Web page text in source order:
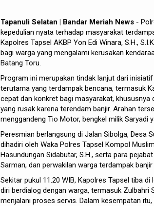
Tapanuli Selatan | Bandar Meriah News -
kepedulian nyata terhadap masyarakat
Kapolres Tapsel AKBP Yon Edi Winara, S.H.,
bagi warga yang mengalami kerusakan
Batang Toru.
Program ini merupakan tindak lanjut dari
terutama yang terdampak bencana, termasuk
cepat dan konkret bagi masyarakat,
yang rusak karena terendam banjir. Arahan
menggandeng Tio Motor, bengkel milik Saryadi
Peresmian berlangsung di Jalan Sibolga, Desa
dihadiri oleh Waka Polres Tapsel Kompol
Hasundungan Sidabutar, S.H., serta para
Sarman, dan perwakilan warga terdampak
Sekitar pukul 11.20 WIB, Kapolres Tapsel tiba
diri berdialog dengan warga, termasuk Zulbahri
menjalani proses servis. Dalam kesempatan